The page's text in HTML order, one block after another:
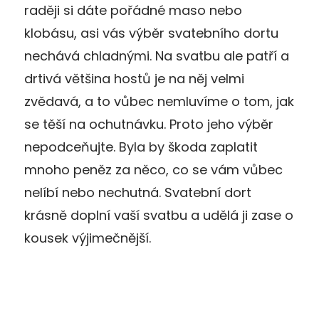
raději si dáte pořádné maso nebo
klobásu, asi vás výběr svatebního dortu
nechává chladnými. Na svatbu ale patří a
drtivá většina hostů je na něj velmi
zvědavá, a to vůbec nemluvíme o tom, jak
se těší na ochutnávku. Proto jeho výběr
nepodceňujte. Byla by škoda zaplatit
mnoho peněz za něco, co se vám vůbec
nelíbí nebo nechutná. Svatební dort
krásně doplní vaší svatbu a udělá ji zase o
kousek výjimečnější.